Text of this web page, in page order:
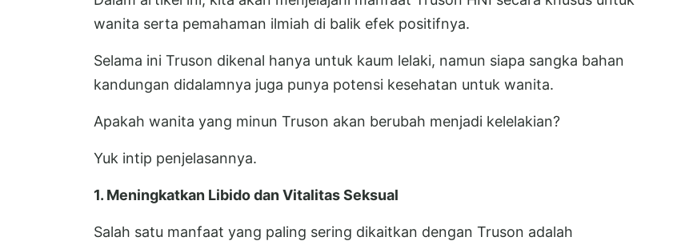
wanita serta pemahaman ilmiah di balik efek positifnya.
Selama ini Truson dikenal hanya untuk kaum lelaki, namun siapa sangka bahan
kandungan didalamnya juga punya potensi kesehatan untuk wanita.
Apakah wanita yang minun Truson akan berubah menjadi kelelakian?
Yuk intip penjelasannya.
1. Meningkatkan Libido dan Vitalitas Seksual
Salah satu manfaat yang paling sering dikaitkan dengan Truson adalah